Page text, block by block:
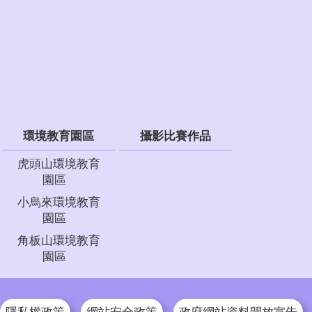
環境教育園區
虎頭山環境教育
園區
小烏來環境教育
園區
角板山環境教育
園區
攝影比賽作品